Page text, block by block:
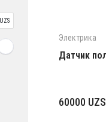
UZS
Электрика
Датчик
60000 UZS